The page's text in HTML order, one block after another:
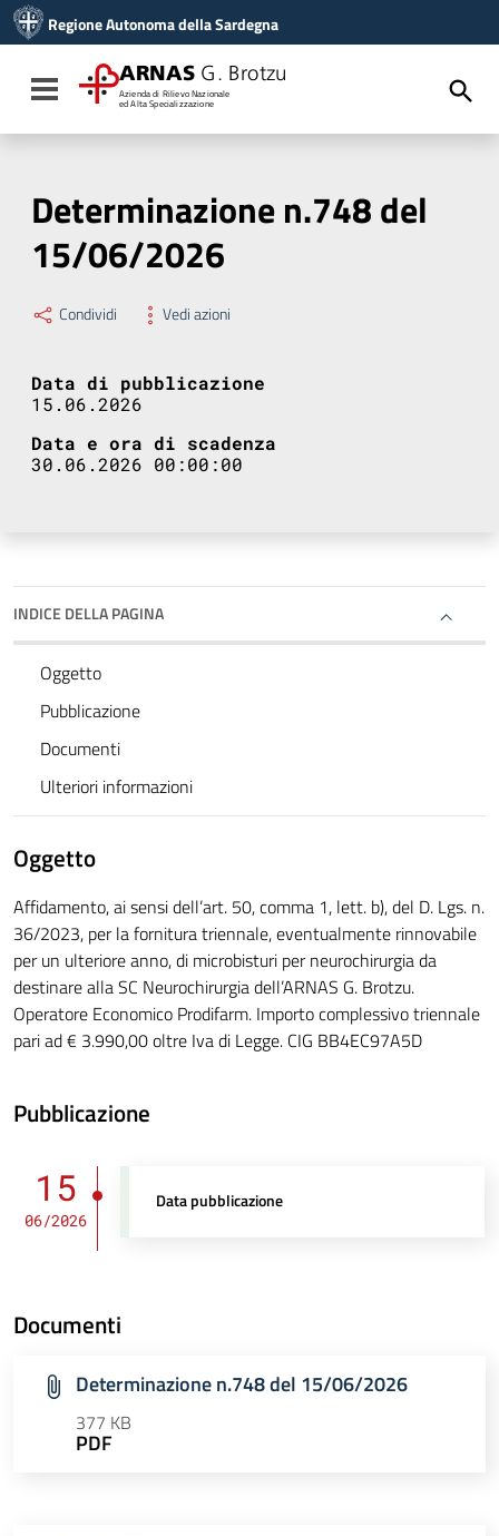
Vai al menu di navigazione
Vai al footer
Regione Autonoma della Sardegna
Toggle navigation
ARNAS G. Brotzu
Azienda di Rilievo Nazionale
ed Alta Specializzazione
Determinazione n.748 del
15/06/2026
Condividi Vedi azioni
Data di pubblicazione
15.06.2026
Data e ora di scadenza
30.06.2026 00:00:00
INDICE DELLA PAGINA
Oggetto
Pubblicazione
Documenti
Ulteriori informazioni
Oggetto
Affidamento, ai sensi dell’art. 50, comma 1, lett. b), del D. Lgs. n.
36/2023, per la fornitura triennale, eventualmente rinnovabile
per un ulteriore anno, di microbisturi per neurochirurgia da
destinare alla SC Neurochirurgia dell’ARNAS G. Brotzu.
Operatore Economico Prodifarm. Importo complessivo triennale
pari ad € 3.990,00 oltre Iva di Legge. CIG BB4EC97A5D
Pubblicazione
15
06/2026
Data pubblicazione
Documenti
Determinazione n.748 del 15/06/2026
377 KB
PDF